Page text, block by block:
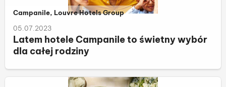
Należy do kategorii:
Campanile, Louvre Hotels Group
05.07.2023
Latem hotele Campanile to świetny wybór
dla całej rodziny